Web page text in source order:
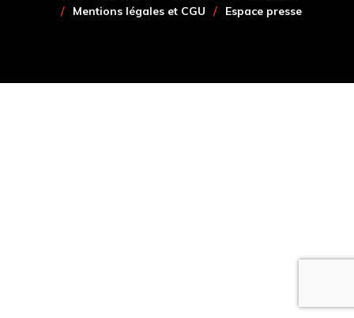
Mentions légales et CGU
Espace presse